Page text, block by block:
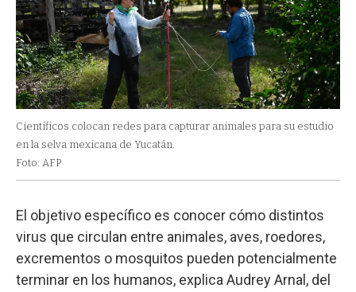
Científicos colocan redes para capturar animales para su estudio
en la selva mexicana de Yucatán.
Foto: AFP
El objetivo específico es conocer cómo distintos
virus que circulan entre animales, aves, roedores,
excrementos o mosquitos pueden potencialmente
terminar en los humanos, explica Audrey Arnal, del